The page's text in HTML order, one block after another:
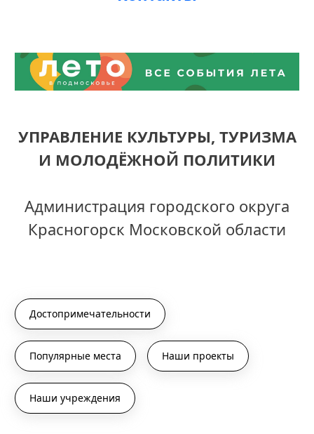
УПРАВЛЕНИЕ КУЛЬТУРЫ, ТУРИЗМА
И МОЛОДЁЖНОЙ ПОЛИТИКИ
Администрация городского округа
Красногорск Московской области
Достопримечательности
Популярные места Наши проекты
Наши учреждения